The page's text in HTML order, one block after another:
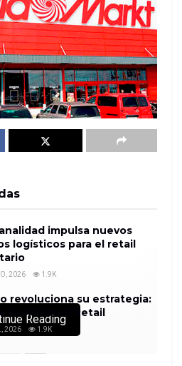
impulsa nuevos
logísticos para el retail
2026 1.9K
revoluciona su estrategia:
Connected Retail
2026 1.9K
Reading